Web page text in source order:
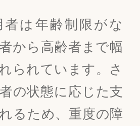
者は年齢制限がな
から高齢者まで幅
られています。さ
の状態に応じた支
るため、重度の障